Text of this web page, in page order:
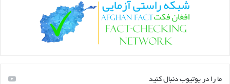
ما را در یوتیوب دنبال کنید